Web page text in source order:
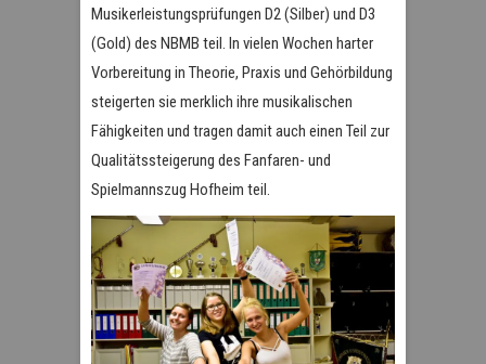
Musikerleistungsprüfungen D2 (Silber) und D3
(Gold) des NBMB teil. In vielen Wochen harter
Vorbereitung in Theorie, Praxis und Gehörbildung
steigerten sie merklich ihre musikalischen
Fähigkeiten und tragen damit auch einen Teil zur
Qualitätssteigerung des Fanfaren- und
Spielmannszug Hofheim teil.